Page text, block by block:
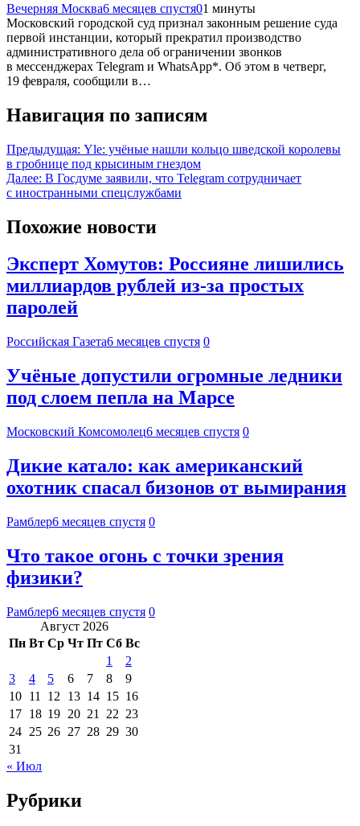
Вечерняя Москва6 месяцев спустя01 минуты
Московский городской суд признал законным решение суда
первой инстанции, который прекратил производство
административного дела об ограничении звонков
в мессенджерах Telegram и WhatsApp*. Об этом в четверг,
19 февраля, сообщили в…
Навигация по записям
Предыдущая: Yle: учёные нашли кольцо шведской королевы
в гробнице под крысиным гнездом
Далее: В Госдуме заявили, что Telegram сотрудничает
с иностранными спецслужбами
Похожие новости
Эксперт Хомутов: Россияне лишились
миллиардов рублей из-за простых
паролей
Российская Газета6 месяцев спустя 0
Учёные допустили огромные ледники
под слоем пепла на Марсе
Московский Комсомолец6 месяцев спустя 0
Дикие катало: как американский
охотник спасал бизонов от вымирания
Рамблер6 месяцев спустя 0
Что такое огонь с точки зрения
физики?
Рамблер6 месяцев спустя 0
Август 2026
Пн Вт Ср Чт Пт Сб Вс
1
2
3
4 5 6 7 8
9
10 11 12 13 14 15 16
17 18 19 20 21 22 23
24 25 26 27 28 29 30
31
« Июл
Рубрики